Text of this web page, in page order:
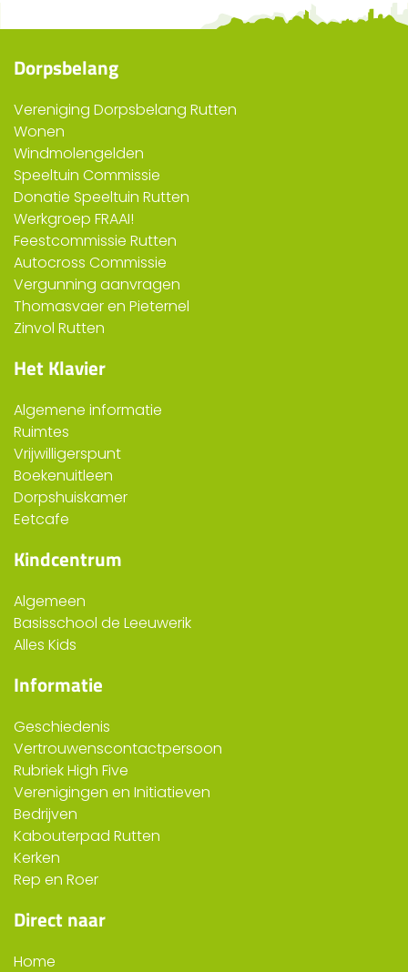
Dorpsbelang
Vereniging Dorpsbelang Rutten
Wonen
Windmolengelden
Speeltuin Commissie
Donatie Speeltuin Rutten
Werkgroep FRAAI!
Feestcommissie Rutten
Autocross Commissie
Vergunning aanvragen
Thomasvaer en Pieternel
Zinvol Rutten
Het Klavier
Algemene informatie
Ruimtes
Vrijwilligerspunt
Boekenuitleen
Dorpshuiskamer
Eetcafe
Kindcentrum
Algemeen
Basisschool de Leeuwerik
Alles Kids
Informatie
Geschiedenis
Vertrouwenscontactpersoon
Rubriek High Five
Verenigingen en Initiatieven
Bedrijven
Kabouterpad Rutten
Kerken
Rep en Roer
Direct naar
Home